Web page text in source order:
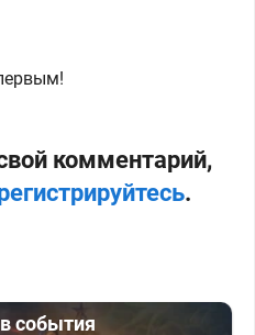
комментарий,
.
события